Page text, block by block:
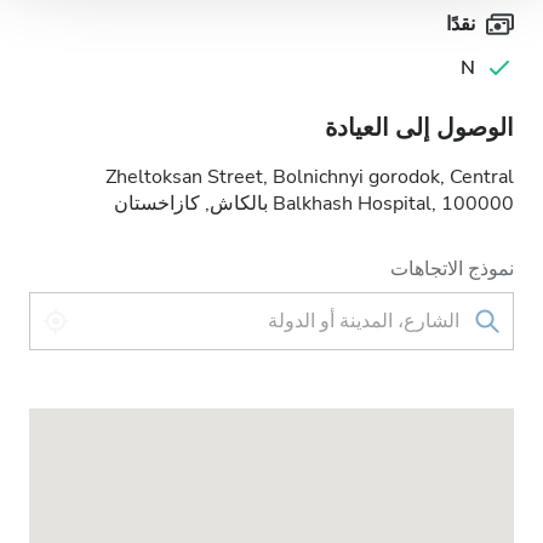
نقدًا
N
الوصول إلى العيادة
Zheltoksan Street, Bolnichnyi gorodok, Central
Balkhash Hospital, 100000 بالكاش, كازاخستان
نموذج الاتجاهات